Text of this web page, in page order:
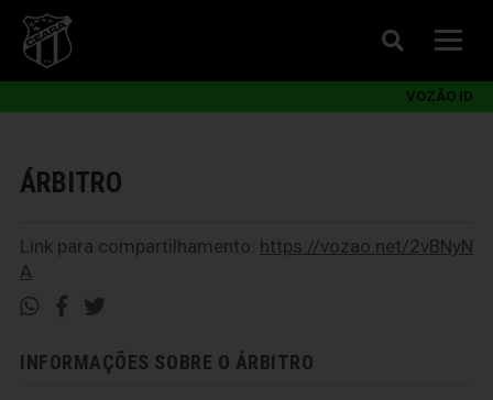
VOZÃO ID
ÁRBITRO
Link para compartilhamento: https://vozao.net/2vBNyN
A
INFORMAÇÕES SOBRE O ÁRBITRO